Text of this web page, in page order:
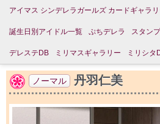
アイマス シンデレラガールズ カードギャラ
誕生日別アイドル一覧 ぷちデレラ スタンプ
デレステDB ミリマスギャラリー ミリシタ
ノーマル 丹羽仁美